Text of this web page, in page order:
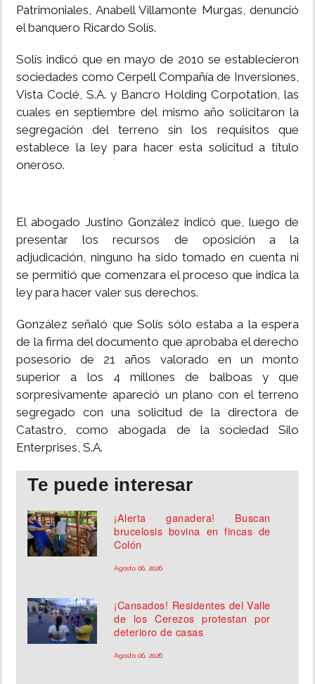
INSÓLITAS
MULTIMEDIA
IMPRESO
Patrimoniales, Anabell Villamonte Murgas, denunció
el banquero Ricardo Solís.
Solís indicó que en mayo de 2010 se establecieron
sociedades como Cerpell Compañía de Inversiones,
Vista Coclé, S.A. y Bancro Holding Corpotation, las
cuales en septiembre del mismo año solicitaron la
segregación del terreno sin los requisitos que
establece la ley para hacer esta solicitud a título
oneroso.
El abogado Justino González indicó que, luego de
presentar los recursos de oposición a la
adjudicación, ninguno ha sido tomado en cuenta ni
se permitió que comenzara el proceso que indica la
ley para hacer valer sus derechos.
González señaló que Solís sólo estaba a la espera
de la firma del documento que aprobaba el derecho
posesorio de 21 años valorado en un monto
superior a los 4 millones de balboas y que
sorpresivamente apareció un plano con el terreno
segregado con una solicitud de la directora de
Catastro, como abogada de la sociedad Silo
Enterprises, S.A.
Te puede interesar
¡Alerta ganadera! Buscan
brucelosis bovina en fincas de
Colón
Agosto 06, 2026
¡Cansados! Residentes del Valle
de los Cerezos protestan por
deterioro de casas
Agosto 06, 2026